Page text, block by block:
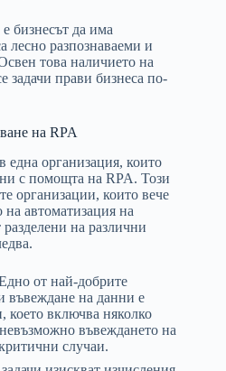
бизнесът да има
лесно разпознаваеми и
това наличието на
задачи прави бизнеса по-
на RPA
организация, които
с помощта на RPA. Този
организации, които вече
автоматизация на
на различни
от най-добрите
въвеждане на данни е
което включва няколко
въвеждането на
случаи.